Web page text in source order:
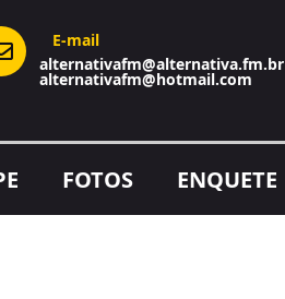
E-mail
alternativafm@alternativa.fm.br
alternativafm@hotmail.com
FOTOS ENQUETE